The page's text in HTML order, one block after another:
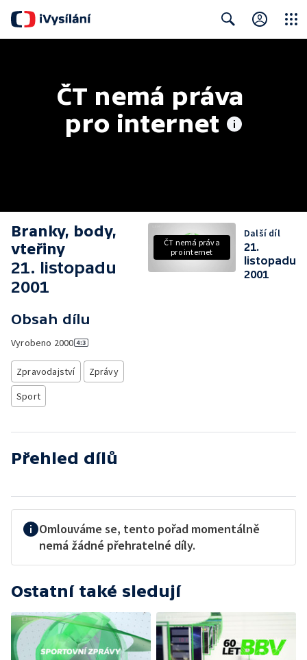
ČT nemá práva
pro internet
Branky, body,
vteřiny
21. listopadu
2001
Obsah dílu
Vyrobeno 2000
Zpravodajství
Zprávy
Sport
ČT nemá práva
pro internet
Další díl
21.
listopadu
2001
Přehled dílů
Omlouváme se, tento pořad momentálně
nemá žádné přehratelné díly.
Ostatní také sledují